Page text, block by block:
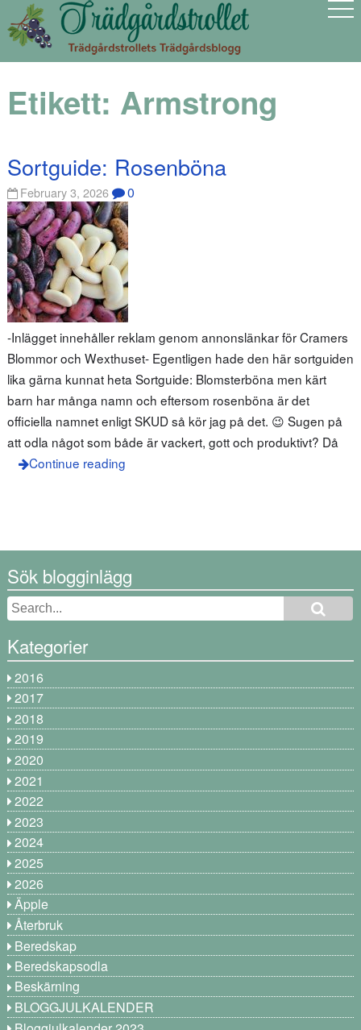
Etikett: Armstrong
Sortguide: Rosenböna
February 3, 2026 0
-Inlägget innehåller reklam genom annonslänkar för Cramers
Blommor och Wexthuset- Egentligen hade den här sortguiden
lika gärna kunnat heta Sortguide: Blomsterböna men kärt
barn har många namn och eftersom rosenböna är det
officiella namnet enligt SKUD så kör jag på det. 😉 Sugen på
att odla något som både är vackert, gott och produktivt? Då
Continue reading
Sök blogginlägg
Kategorier
2016
2017
2018
2019
2020
2021
2022
2023
2024
2025
2026
Äpple
Återbruk
Beredskap
Beredskapsodla
Beskärning
BLOGGJULKALENDER